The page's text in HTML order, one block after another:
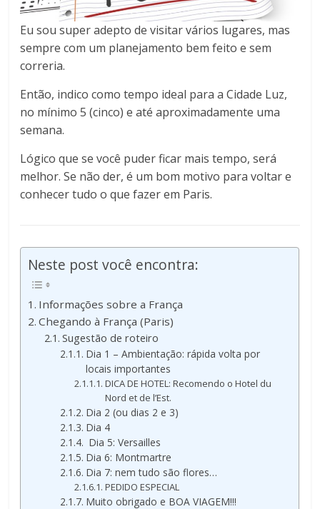
Eu sou super adepto de visitar vários lugares, mas
sempre com um planejamento bem feito e sem
correria.
Então, indico como tempo ideal para a Cidade Luz,
no mínimo 5 (cinco) e até aproximadamente uma
semana.
Lógico que se você puder ficar mais tempo, será
melhor. Se não der, é um bom motivo para voltar e
conhecer tudo o que fazer em Paris.
Neste post você encontra:
Informações sobre a França
Chegando à França (Paris)
Sugestão de roteiro
Dia 1 – Ambientação: rápida volta por
locais importantes
DICA DE HOTEL: Recomendo o Hotel du
Nord et de l’Est.
Dia 2 (ou dias 2 e 3)
Dia 4
Dia 5: Versailles
Dia 6: Montmartre
Dia 7: nem tudo são flores…
PEDIDO ESPECIAL
Muito obrigado e BOA VIAGEM!!!